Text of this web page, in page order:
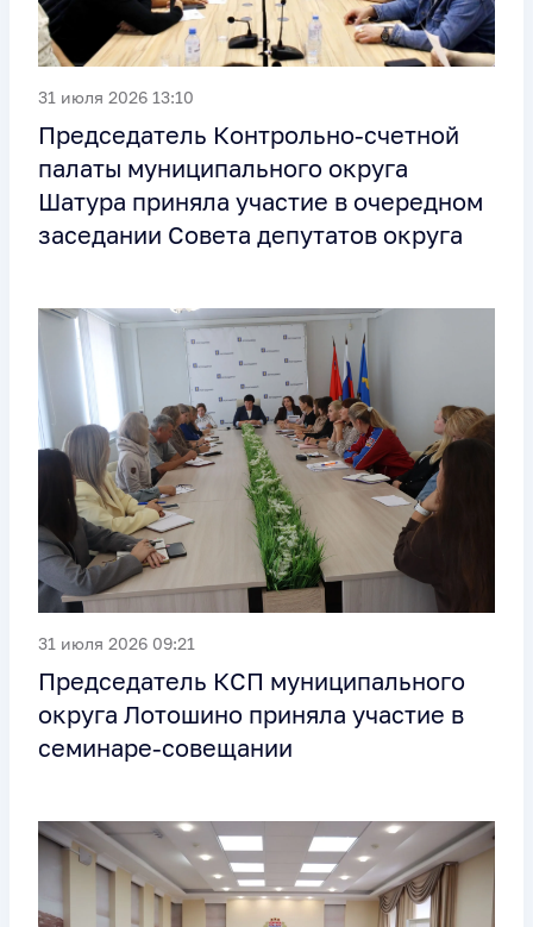
31 июля 2026 13:10
Председатель Контрольно-счетной
палаты муниципального округа
Шатура приняла участие в очередном
заседании Совета депутатов округа
31 июля 2026 09:21
Председатель КСП муниципального
округа Лотошино приняла участие в
семинаре-совещании